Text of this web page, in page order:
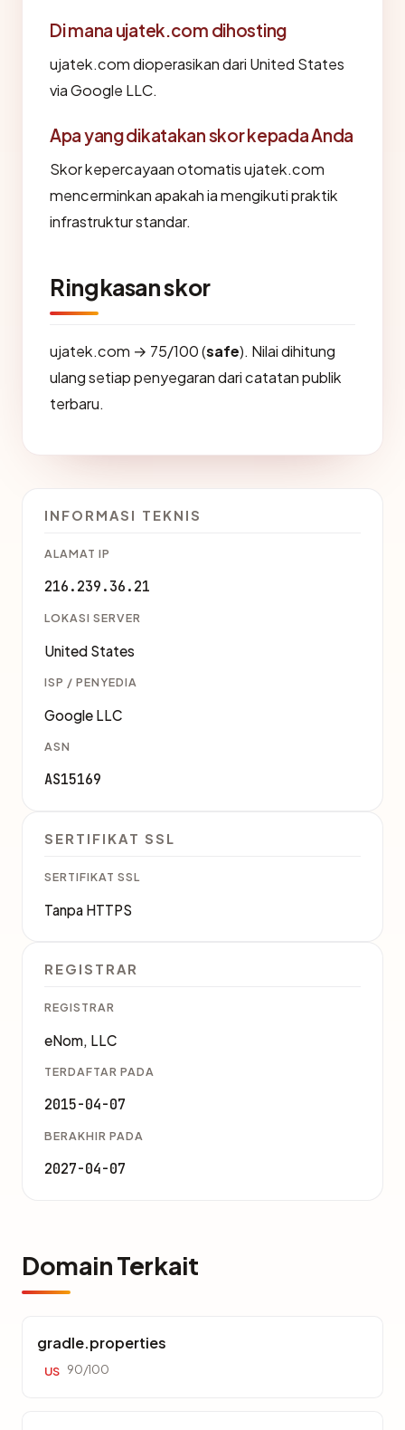
Di mana ujatek.com dihosting
ujatek.com dioperasikan dari United States
via Google LLC.
Apa yang dikatakan skor kepada Anda
Skor kepercayaan otomatis ujatek.com
mencerminkan apakah ia mengikuti praktik
infrastruktur standar.
Ringkasan skor
ujatek.com → 75/100 (safe). Nilai dihitung
ulang setiap penyegaran dari catatan publik
terbaru.
INFORMASI TEKNIS
ALAMAT IP
216.239.36.21
LOKASI SERVER
United States
ISP / PENYEDIA
Google LLC
ASN
AS15169
SERTIFIKAT SSL
SERTIFIKAT SSL
Tanpa HTTPS
REGISTRAR
REGISTRAR
eNom, LLC
TERDAFTAR PADA
2015-04-07
BERAKHIR PADA
2027-04-07
Domain Terkait
gradle.properties
US 90/100